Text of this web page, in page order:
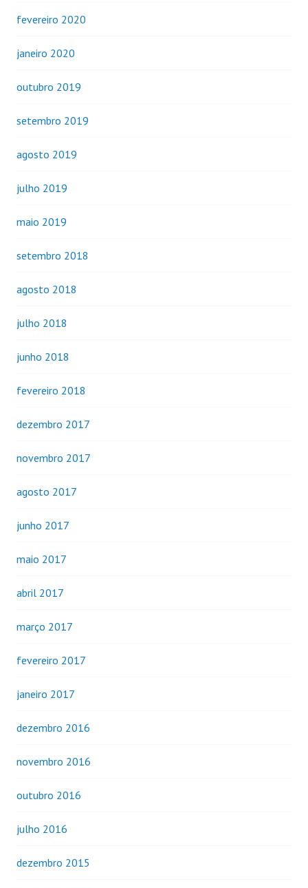
fevereiro 2020
janeiro 2020
outubro 2019
setembro 2019
agosto 2019
julho 2019
maio 2019
setembro 2018
agosto 2018
julho 2018
junho 2018
fevereiro 2018
dezembro 2017
novembro 2017
agosto 2017
junho 2017
maio 2017
abril 2017
março 2017
fevereiro 2017
janeiro 2017
dezembro 2016
novembro 2016
outubro 2016
julho 2016
dezembro 2015